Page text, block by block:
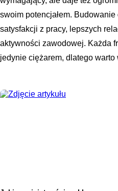
swoim potencjałem.
satysfakcji z pracy, lepszych
aktywności zawodowej. Każda
jedynie ciężarem, dlatego